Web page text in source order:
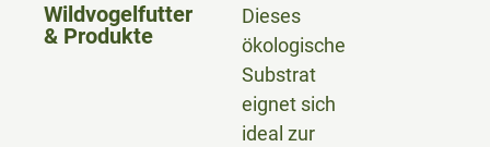
Wildvogelfutter
& Produkte
Dieses
ökologische
Substrat
eignet sich
ideal zur